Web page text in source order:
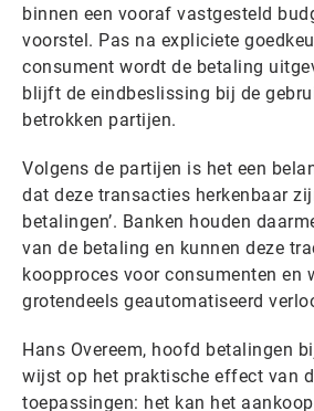
binnen een vooraf vastgesteld
voorstel. Pas na expliciete
consument wordt de betaling
blijft de eindbeslissing bij de
betrokken partijen.
Volgens de partijen is het een
dat deze transacties herkenbaar
betalingen’. Banken houden
van de betaling en kunnen deze
koopproces voor consumenten en
grotendeels geautomatiseerd
Hans Overeem, hoofd betalingen
wijst op het praktische effect van
toepassingen: het kan het